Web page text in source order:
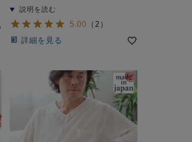
5.00 （ 2 ）
詳細を見る